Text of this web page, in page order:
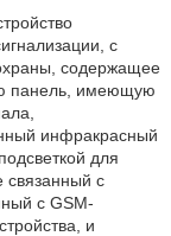
с
содержащее
панель, имеющую
инфракрасный
для
связанный с
с GSM-
и